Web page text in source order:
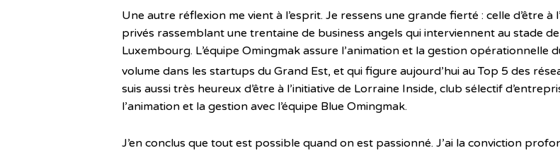
Une autre réflexion me vient à l’esprit. Je ressens une grande fierté : celle d’être à
privés rassemblant une trentaine de business angels qui interviennent au stade
Luxembourg. L’équipe Omingmak assure l’animation et la gestion opérationnelle
volume dans les startups du Grand Est, et qui figure aujourd’hui au Top 5 des
suis aussi très heureux d’être à l’initiative de Lorraine Inside, club sélectif
l’animation et la gestion avec l’équipe Blue Omingmak.
J’en conclus que tout est possible quand on est passionné. J’ai la conviction